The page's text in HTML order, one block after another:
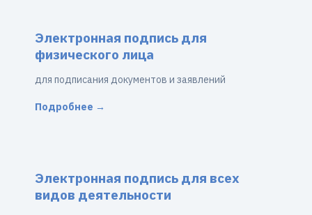
Электронная подпись для
физического лица
для подписания документов и заявлений
Подробнее →
Электронная подпись для всех
видов деятельности